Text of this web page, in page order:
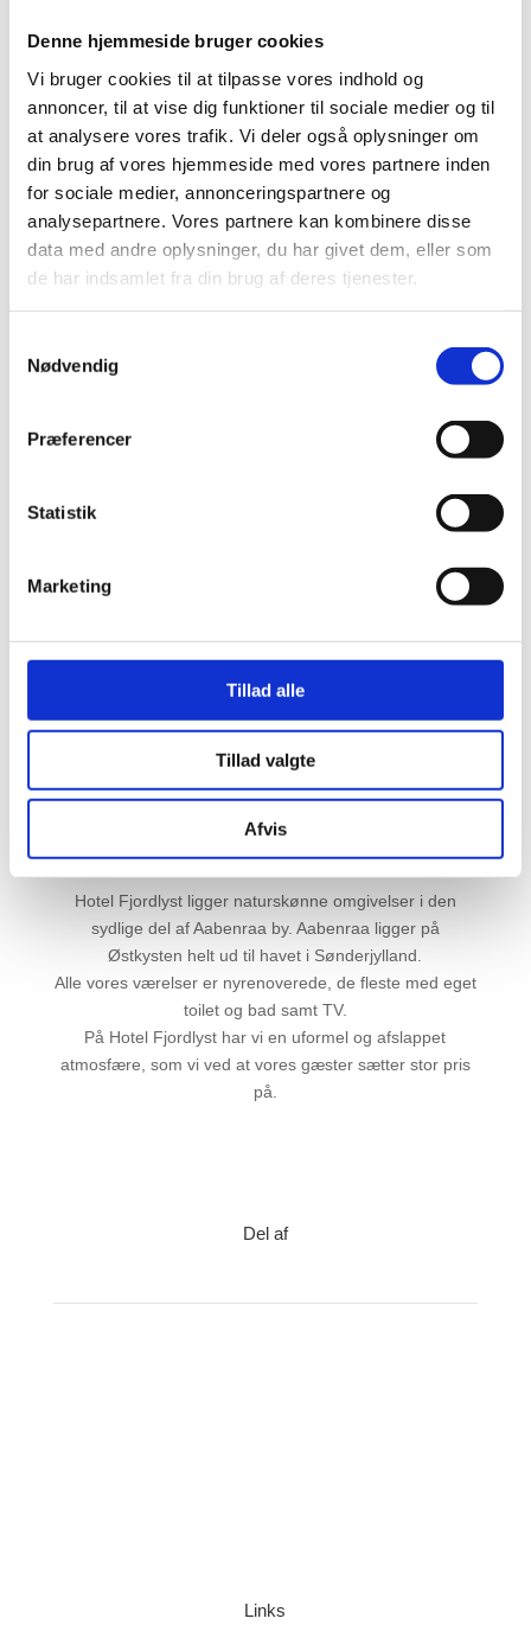
Denne hjemmeside bruger cookies
Vi bruger cookies til at tilpasse vores indhold og
annoncer, til at vise dig funktioner til sociale medier og til
at analysere vores trafik. Vi deler også oplysninger om
din brug af vores hjemmeside med vores partnere inden
for sociale medier, annonceringspartnere og
analysepartnere. Vores partnere kan kombinere disse
data med andre oplysninger, du har givet dem, eller som
de har indsamlet fra din brug af deres tjenester.
Nødvendig
Præferencer
Statistik
Marketing
Tillad alle
Tillad valgte
Afvis
mere om, hvad vi kan tilbyde dig af
spændende begivenheder
Hotel Fjordlyst ligger naturskønne omgivelser i den
sydlige del af Aabenraa by. Aabenraa ligger på
Østkysten helt ud til havet i Sønderjylland.
Alle vores værelser er nyrenoverede, de fleste med eget
toilet og bad samt TV.
På Hotel Fjordlyst har vi en uformel og afslappet
atmosfære, som vi ved at vores gæster sætter stor pris
på.
Del af
Links